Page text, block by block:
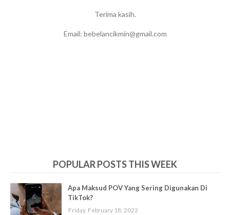
Terima kasih.
Email: bebelancikmin@gmail.com
POPULAR POSTS THIS WEEK
Apa Maksud POV Yang Sering Digunakan Di
TikTok?
Friday, February 18, 2022